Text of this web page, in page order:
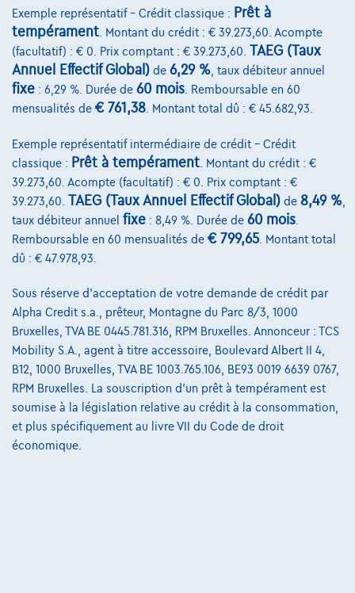
Volkswagen Tiguan
Life 2.0 TDI 110 kW (150 ch) 7 vitesses DSG
11/2021
59.291 km Diesel Automatique 110 kW ( 148 CV )
€26.990 ✓TVA déductible
Dès€517,91/moiset une dernière mensualité de
€7.265,41
Exemple représentatif – Crédit classique : Prêt à
tempérament . Montant du crédit : € 39.273,60. Acompte
(facultatif) : € 0. Prix comptant : € 39.273,60. TAEG (Taux
Annuel Effectif Global) de 6,29 % , taux débiteur annuel
fixe : 6,29 %. Durée de 60 mois . Remboursable en 60
mensualités de € 761,38 . Montant total dû : € 45.682,93.
Exemple représentatif intermédiaire de crédit – Crédit
classique : Prêt à tempérament . Montant du crédit : €
39.273,60. Acompte (facultatif) : € 0. Prix comptant : €
39.273,60. TAEG (Taux Annuel Effectif Global) de 8,49 %
taux débiteur annuel fixe : 8,49 %. Durée de 60 mois
Remboursable en 60 mensualités de € 799,65. Montant total
dû : € 47.978,93.
Sous réserve d'acceptation de votre demande de crédit par
Alpha Credit s.a., prêteur, Montagne du Parc 8/3, 1000
Bruxelles, TVA BE 0445.781.316, RPM Bruxelles. Annonceur : TCS
Mobility S.A., agent à titre accessoire, Boulevard Albert II 4,
B12, 1000 Bruxelles, TVA BE 1003.765.106, BE93 0019 6639 0767,
RPM Bruxelles. La souscription d'un prêt à tempérament est
soumise à la législation relative au crédit à la consommation,
et plus spécifiquement au livre VII du Code de droit
économique.